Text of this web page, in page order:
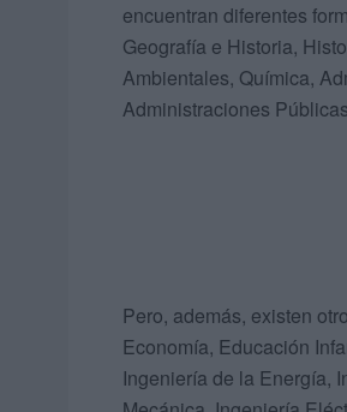
encuentran diferentes
Geografía e Historia,
Ambientales, Química,
Administraciones
Pero, además, existen
Economía, Educación
Ingeniería de la Energía,